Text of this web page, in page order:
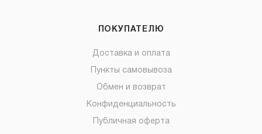
ПОКУПАТЕЛЮ
Доставка и оплата
Пункты самовывоза
Обмен и возврат
Конфиденциальность
Публичная оферта